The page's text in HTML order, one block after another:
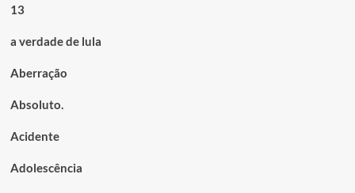
13
a verdade de lula
Aberração
Absoluto.
Acidente
Adolescência